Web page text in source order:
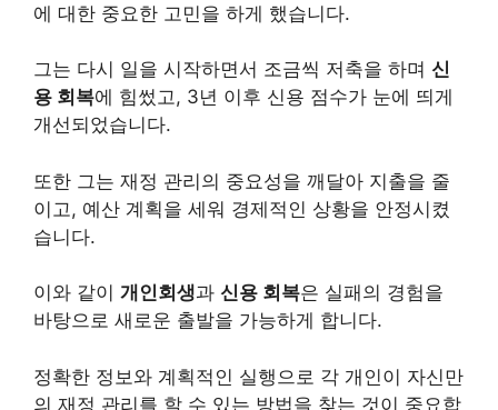
에 대한 중요한 고민을 하게 했습니다.
그는 다시 일을 시작하면서 조금씩 저축을 하며 신
용 회복에 힘썼고, 3년 이후 신용 점수가 눈에 띄게
개선되었습니다.
또한 그는 재정 관리의 중요성을 깨달아 지출을 줄
이고, 예산 계획을 세워 경제적인 상황을 안정시켰
습니다.
이와 같이 개인회생과 신용 회복은 실패의 경험을
바탕으로 새로운 출발을 가능하게 합니다.
정확한 정보와 계획적인 실행으로 각 개인이 자신만
의 재정 관리를 할 수 있는 방법을 찾는 것이 중요합